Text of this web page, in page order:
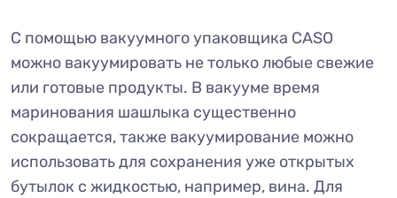
С помощью вакуумного упаковщика CASO
можно вакуумировать не только любые свежие
или готовые продукты. В вакууме время
маринования шашлыка существенно
сокращается, также вакуумирование можно
использовать для сохранения уже открытых
бутылок с жидкостью, например, вина. Для